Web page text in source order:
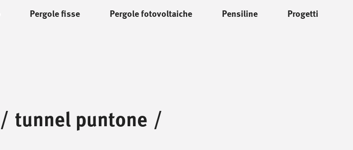
Pergole fisse Pergole fotovoltaiche Pensiline Progetti
/ tunnel puntone /